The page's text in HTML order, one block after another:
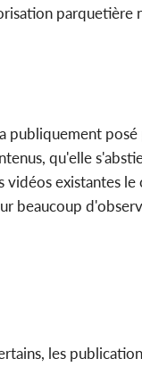
a publiquement
qu'elle
existantes
beaucoup
les